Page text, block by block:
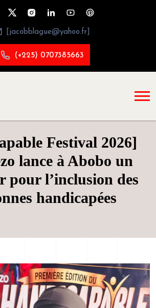
[jacobblague@yahoo.fr]
(+225) 0707385663
Festival 2026]
lance à Abobo un
pour l’inclusion des
handicapées